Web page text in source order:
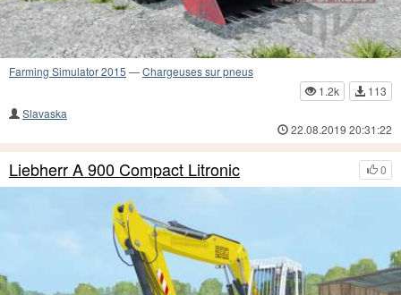
Farming Simulator 2015 —Chargeuses sur pneus
1.2k
113
Slavaska
22.08.2019 20:31:22
0
Liebherr A 900 Compact Litronic